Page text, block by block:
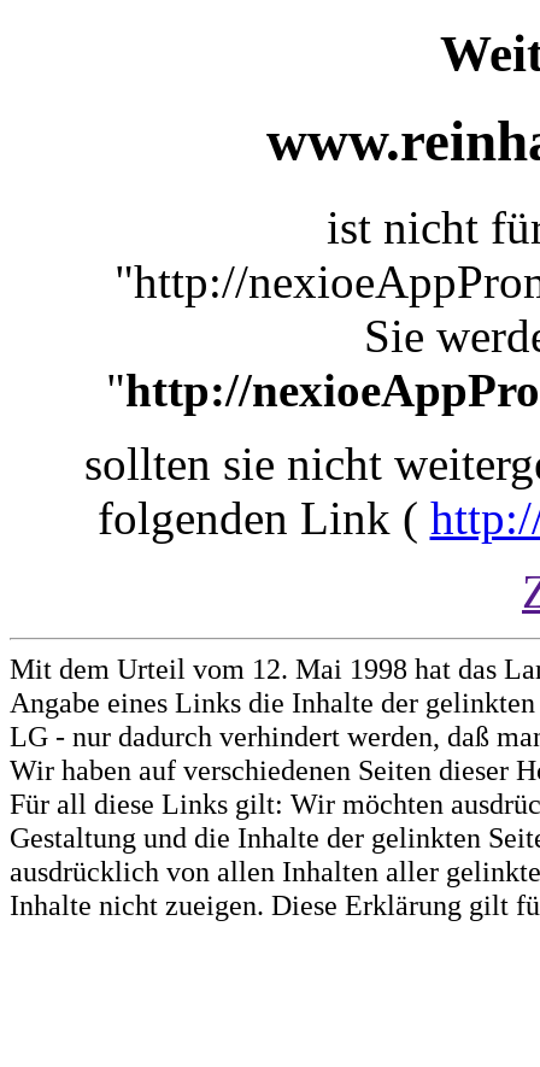
ist nicht
"http://
Sie
"http://
sollten sie nicht
folgenden Link (
Mit dem Urteil vom 12. Mai 1998 hat das
Angabe eines Links die Inhalte der
LG - nur dadurch verhindert werden, daß
Wir haben auf verschiedenen Seiten dieser
Für all diese Links gilt: Wir möchten
Gestaltung und die Inhalte der gelinkten
ausdrücklich von allen Inhalten aller
Inhalte nicht zueigen. Diese Erklärung gilt